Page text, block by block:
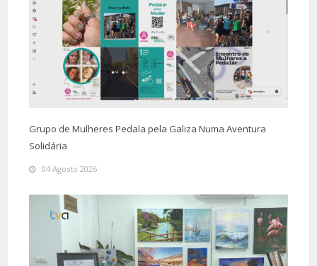
Grupo de Mulheres Pedala pela Galiza Numa Aventura
Solidária
04 Agosto 2026